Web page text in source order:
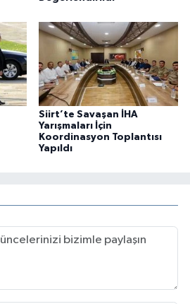
Siirt’te Savaşan İHA
Yarışmaları İçin
Koordinasyon Toplantısı
Yapıldı